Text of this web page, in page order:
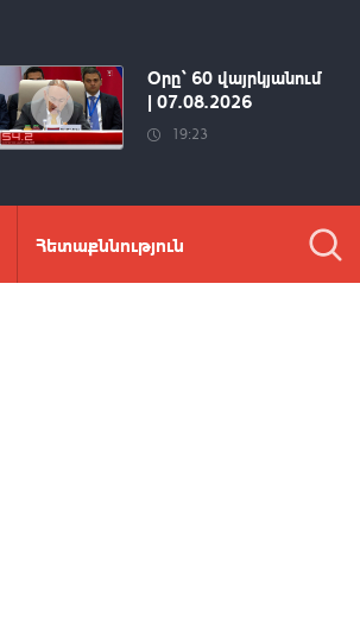
Օրը՝ 60 վայրկյանում
| 07.08.2026
19:23
Հետաքննություն